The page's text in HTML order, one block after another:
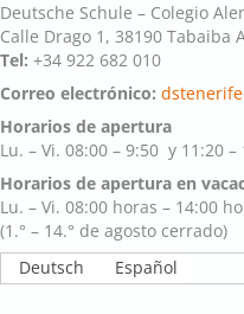
Deutsche Schule – Colegio
Calle Drago 1, 38190 Tabaiba
Tel: +34 922 682 010
Correo electrónico:
Horarios de apertura
Lu. – Vi. 08:00 – 9:50 y 11:20 –
Horarios de apertura en
Lu. – Vi. 08:00 horas – 14:00
(1.° – 14.° de agosto cerrado)
Deutsch
Español